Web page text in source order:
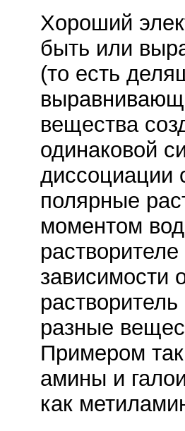
Хороший
быть или
(то есть
вещества
одинаковой
диссоциации
полярные
моментом
зависимости
разные
Примером
амины и
как